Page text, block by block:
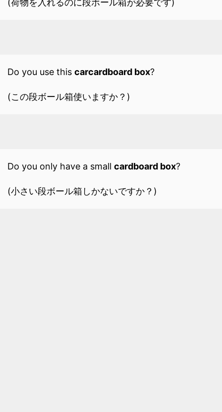
(荷物を入れるのに段ボール箱が必要です)
Do you use this carcardboard box?
(この段ボール箱使いますか？)
Do you only have a small cardboard box?
(小さい段ボール箱しかないですか？)